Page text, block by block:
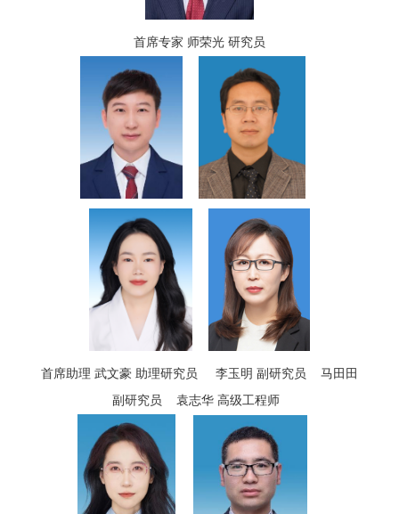
首席专家 师荣光 研究员
首席助理 武文豪 助理研究员 李玉明 副研究员 马田田
副研究员 袁志华 高级工程师